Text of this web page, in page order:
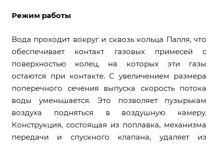
Режим работы
Вода проходит вокруг и сквозь кольца Палля, что
обеспечивает контакт газовых примесей с
поверхностью колец, на которых эти газы
остаются при контакте. С увеличением размера
поперечного сечения выпуска скорость потока
воды уменьшается. Это позволяет пузырькам
воздуха подняться в воздушную камеру.
Конструкция, состоящая из поплавка, механизма
передачи и спускного клапана, удаляет из